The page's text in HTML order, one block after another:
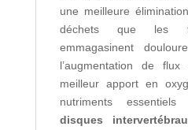
une meilleure
déchets que les
emmagasinent
l’augmentation de
meilleur apport en
nutriments
disques